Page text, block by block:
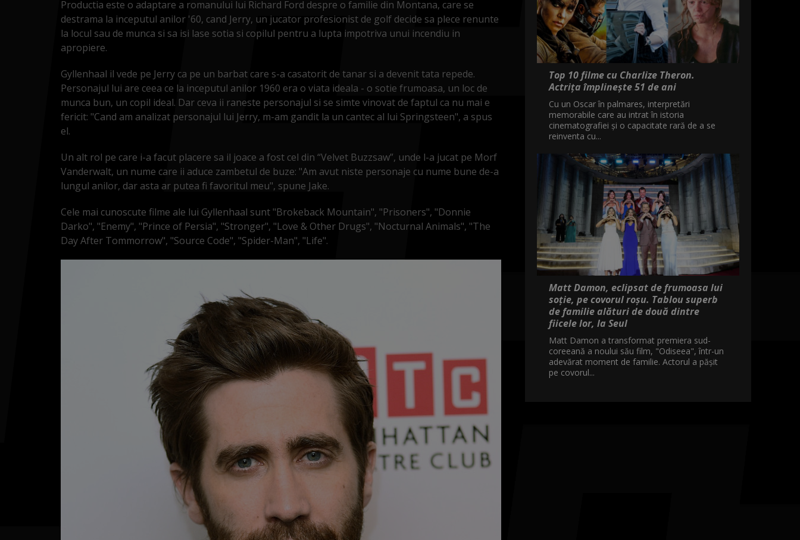
Productia este o adaptare a romanului lui Richard Ford despre o familie din Montana, care se
destrama la inceputul anilor '60, cand Jerry, un jucator profesionist de golf decide sa plece renunte
la locul sau de munca si sa isi lase sotia si copilul pentru a lupta impotriva unui incendiu in
apropiere.
Gyllenhaal il vede pe Jerry ca pe un barbat care s-a casatorit de tanar si a devenit tata repede.
Personajul lui are ceea ce la inceputul anilor 1960 era o viata ideala - o sotie frumoasa, un loc de
munca bun, un copil ideal. Dar ceva ii raneste personajul si se simte vinovat de faptul ca nu mai e
fericit: "Cand am analizat personajul lui Jerry, m-am gandit la un cantec al lui Springsteen", a spus
el.
Un alt rol pe care i-a facut placere sa il joace a fost cel din “Velvet Buzzsaw”, unde l-a jucat pe Morf
Vanderwalt, un nume care ii aduce zambetul de buze: "Am avut niste personaje cu nume bune de-a
lungul anilor, dar asta ar putea fi favoritul meu", spune Jake.
Cele mai cunoscute filme ale lui Gyllenhaal sunt "Brokeback Mountain", "Prisoners", "Donnie
Darko", "Enemy", "Prince of Persia", "Stronger", "Love & Other Drugs", "Nocturnal Animals", "The
Day After Tommorrow", "Source Code", "Spider-Man", "Life".
Top 10 filme cu Charlize Theron.
Actrița împlinește 51 de ani
Cu un Oscar în palmares, interpretări
memorabile care au intrat în istoria
cinematografiei și o capacitate rară de a se
reinventa cu...
Matt Damon, eclipsat de frumoasa lui
soție, pe covorul roșu. Tablou superb
de familie alături de două dintre
fiicele lor, la Seul
Matt Damon a transformat premiera sud-
coreeană a noului său film, "Odiseea", într-un
adevărat moment de familie. Actorul a pășit
pe covorul...